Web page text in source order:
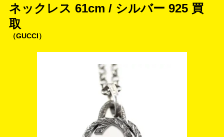
ネックレス 61cm / シルバー 925 買
取
GUCCI